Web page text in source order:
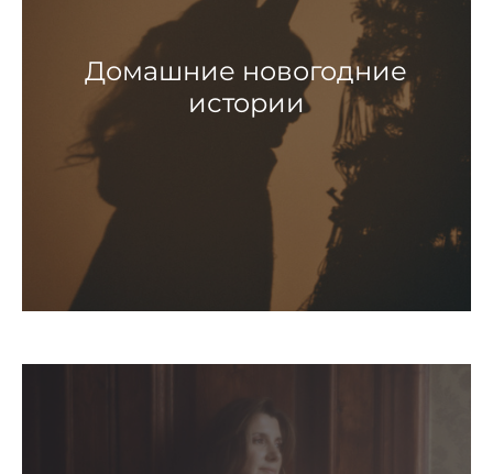
Домашние новогодние
истории